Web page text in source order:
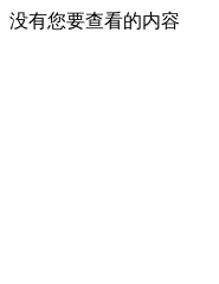
没有您要查看的内容